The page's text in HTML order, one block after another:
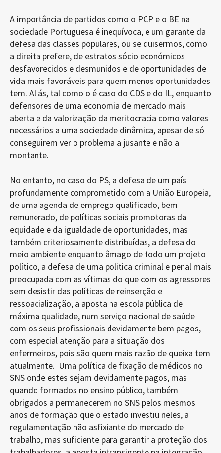
A importância de partidos como o PCP e o BE na
sociedade Portuguesa é inequívoca, e um garante da
defesa das classes populares, ou se quisermos, como
a direita prefere, de estratos sócio económicos
desfavorecidos e desmunidos e de oportunidades de
vida mais favoráveis para quem menos oportunidades
tem. Aliás, tal como o é caso do CDS e do IL, enquanto
defensores de uma economia de mercado mais
aberta e da valorização da meritocracia como valores
necessários a uma sociedade dinâmica, apesar de só
conseguirem ver o problema a jusante e não a
montante.
No entanto, no caso do PS, a defesa de um país
profundamente comprometido com a União Europeia,
de uma agenda de emprego qualificado, bem
remunerado, de políticas sociais promotoras da
equidade e da igualdade de oportunidades, mas
também criteriosamente distribuídas, a defesa do
meio ambiente enquanto âmago de todo um projeto
político, a defesa de uma politica criminal e penal mais
preocupada com as vítimas do que com os agressores
sem desistir das políticas de reinserção e
ressoacialização, a aposta na escola pública de
máxima qualidade, num serviço nacional de saúde
com os seus profissionais devidamente bem pagos,
com especial atenção para a situação dos
enfermeiros, pois são quem mais razão de queixa tem
atualmente. Uma política de fixação de médicos no
SNS onde estes sejam devidamente pagos, mas
quando formados no ensino público, também
obrigados a permanecerem no SNS pelos mesmos
anos de formação que o estado investiu neles, a
regulamentação não asfixiante do mercado de
trabalho, mas suficiente para garantir a proteção dos